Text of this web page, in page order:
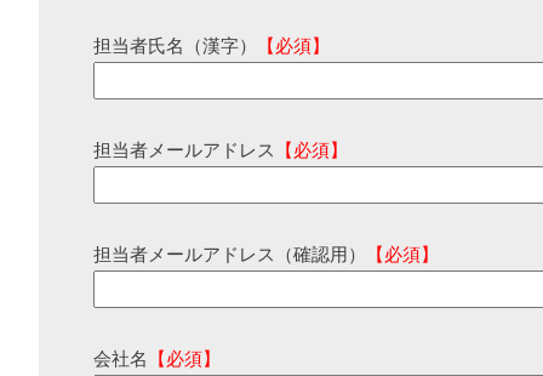
担当者氏名（漢字） 【必須】
担当者メールアドレス 【必須】
担当者メールアドレス（確認用） 【必須】
会社名 【必須】